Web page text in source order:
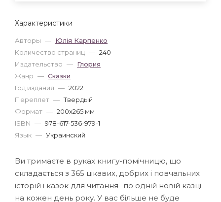
Характеристики
Авторы — Юлія Карпенко
Количество страниц — 240
Издательство — Глория
Жанр — Сказки
Год издания — 2022
Переплет — Твердый
Формат — 200x265 мм
ISBN — 978-617-536-979-1
Язык — Украинский
Ви тримаєте в руках книгу-помічницю, що
складається з 365 цікавих, добрих і повчальних
історій і казок для читання -по одній новій казці
на кожен день року. У вас більше не буде